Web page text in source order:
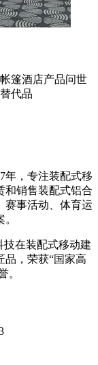
篷酒店产品问世
代品
年，专注装配式移
和销售装配式铝合
赛事活动、体育运
技在装配式移动建
品，荣获“国家高
。